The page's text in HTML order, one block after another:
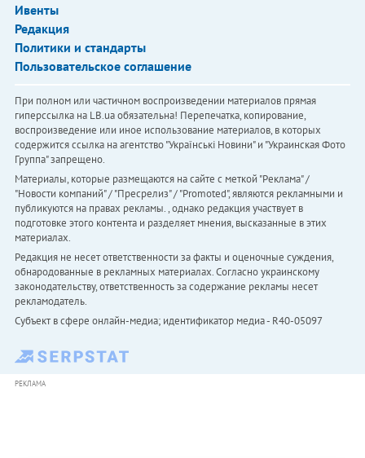
Ивенты
Редакция
Политики и стандарты
Пользовательское соглашение
При полном или частичном воспроизведении материалов прямая
гиперссылка на LB.ua обязательна! Перепечатка, копирование,
воспроизведение или иное использование материалов, в которых
содержится ссылка на агентство "Українськi Новини" и "Украинская Фото
Группа" запрещено.
Материалы, которые размещаются на сайте с меткой "Реклама" /
"Новости компаний" / "Пресрелиз" / "Promoted", являются рекламными и
публикуются на правах рекламы. , однако редакция участвует в
подготовке этого контента и разделяет мнения, высказанные в этих
материалах.
Редакция не несет ответственности за факты и оценочные суждения,
обнародованные в рекламных материалах. Согласно украинскому
законодательству, ответственность за содержание рекламы несет
рекламодатель.
Субъект в сфере онлайн-медиа; идентификатор медиа - R40-05097
РЕКЛАМА